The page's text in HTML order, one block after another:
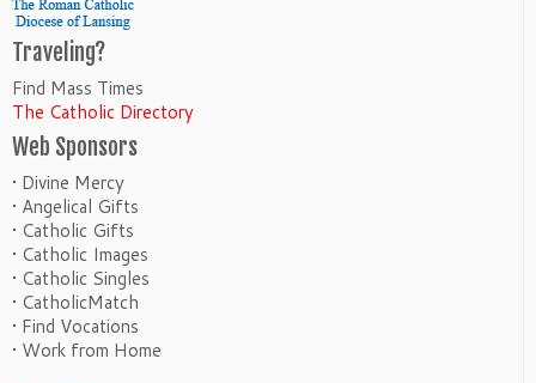
Traveling?
Find Mass Times
The Catholic Directory
Web Sponsors
• Divine Mercy
• Angelical Gifts
• Catholic Gifts
• Catholic Images
• Catholic Singles
• CatholicMatch
• Find Vocations
• Work from Home